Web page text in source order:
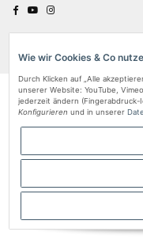
* Alle Preise
Move - JTL-
Wie wir Cookies & Co
Durch Klicken auf „Alle
unserer Website: YouTube,
jederzeit ändern
Konfigurieren und in unserer